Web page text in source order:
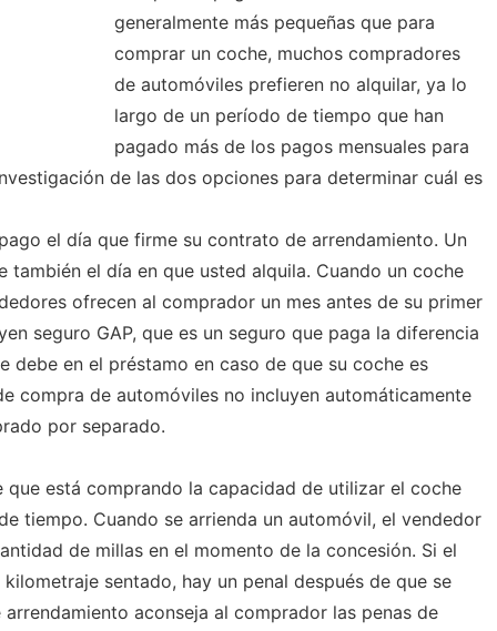
generalmente más pequeñas que para
comprar un coche, muchos compradores
de automóviles prefieren no alquilar, ya lo
largo de un período de tiempo que han
pagado más de los pagos mensuales para
de las dos opciones para determinar cuál es
el día que firme su contrato de arrendamiento. Un
también el día en que usted alquila. Cuando un coche
ofrecen al comprador un mes antes de su primer
seguro GAP, que es un seguro que paga la diferencia
debe en el préstamo en caso de que su coche es
compra de automóviles no incluyen automáticamente
por separado.
que está comprando la capacidad de utilizar el coche
tiempo. Cuando se arrienda un automóvil, el vendedor
de millas en el momento de la concesión. Si el
sentado, hay un penal después de que se
aconseja al comprador las penas de